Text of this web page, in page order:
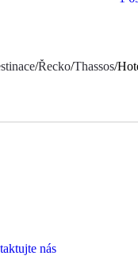
/Řecko/Thassos/
nás